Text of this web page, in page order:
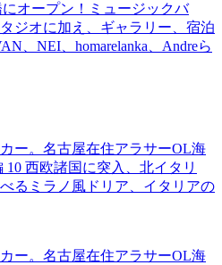
オープン！ミュージックバ
ジオに加え、ギャラリー、宿泊
、NEI、homarelanka、Andreら
ー。名古屋在住アラサーOL海
西欧諸国に突入、北イタリ
るミラノ風ドリア、イタリアの
ー。名古屋在住アラサーOL海